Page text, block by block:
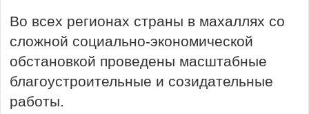
Во всех регионах страны в махаллях со
сложной социально-экономической
обстановкой проведены масштабные
благоустроительные и созидательные
работы.